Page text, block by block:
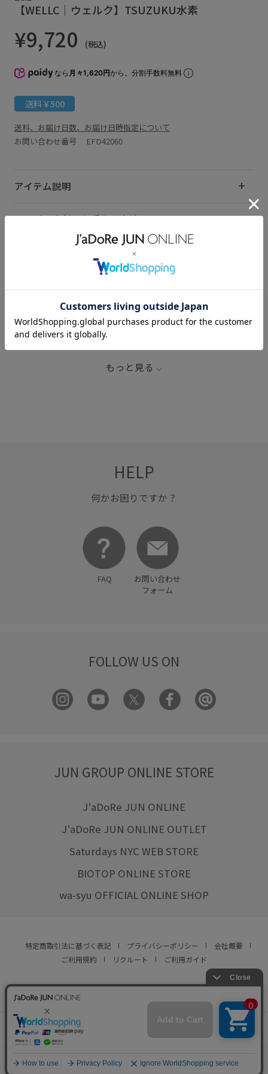
0
【WELLC｜ウェルク】TSUZUKU水素
¥9,720 (税込)
なら 月々1,620円から。分割手数料無料
送料￥500
送料、お届け日数、お届け日時指定について
お問い合わせ番号 EFD42060
アイテム説明
サイズ・素材・お手入れ方法
LB_COUPON WELLC アウター
サプリメント サプリ・インナーケア
もっと見る
HELP
何かお困りですか？
FAQ
お問い合わせ
フォーム
FOLLOW US ON
JUN GROUP ONLINE STORE
J'aDoRe JUN ONLINE
J'aDoRe JUN ONLINE OUTLET
Saturdays NYC WEB STORE
BIOTOP ONLINE STORE
wa-syu OFFICIAL ONLINE SHOP
特定商取引法に基づく表記 プライバシーポリシー
会社概要
ご利用規約
リクルート ご利用ガイド
© JUN CO.,LTD. ALL RIGHTS RESERVED.
店舗在庫
をみる
この商品は現在販売しておりません